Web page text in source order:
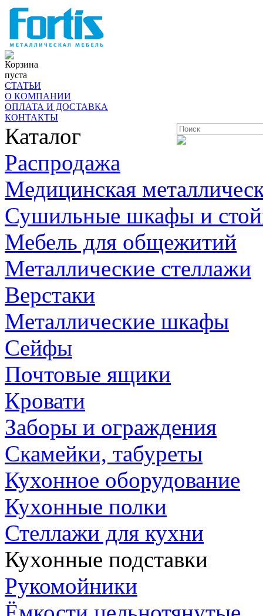
Корзина
пуста
СТАТЬИ
О КОМПАНИИ
ОПЛАТА И ДОСТАВКА
КОНТАКТЫ
Каталог
Распродажа
Медицинская
Сушильные шкафы и
Мебель для общежитий
Металлические стеллажи
Верстаки
Металлические шкафы
Сейфы
Почтовые ящики
Кровати
Заборы и ограждения
Скамейки, табуреты
Кухонное оборудование
Кухонные полки
Стеллажи для кухни
Кухонные подставки
Рукомойники